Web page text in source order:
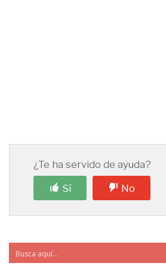
¿Te ha servido de ayuda?
Sí
No